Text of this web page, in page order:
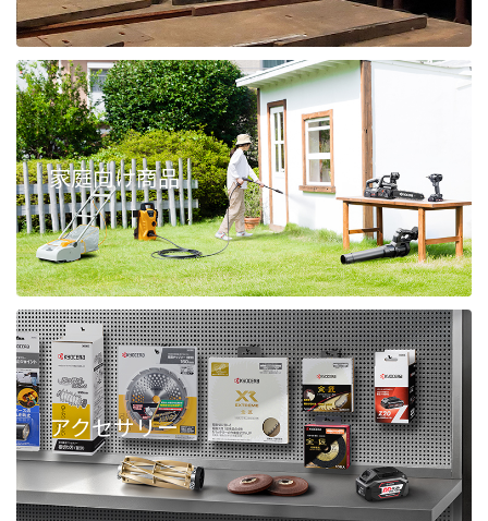
家庭向け商品
アクセサリー